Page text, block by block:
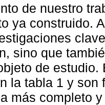
de nuestro
ya construido.
sino que
de
la tabla 1 y
más completo